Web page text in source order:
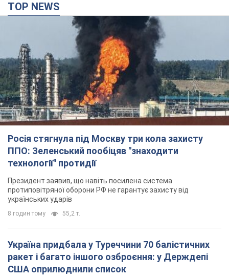
TOP NEWS
Росія стягнула під Москву три кола захисту
ППО: Зеленський пообіцяв "знаходити
технології" протидії
Президент заявив, що навіть посилена система
протиповітряної оборони РФ не гарантує захисту від
українських ударів
8 годин тому 55,2 т.
Україна придбала у Туреччини 70 балістичних
ракет і багато іншого озброєння: у Держдепі
США оприлюднили список